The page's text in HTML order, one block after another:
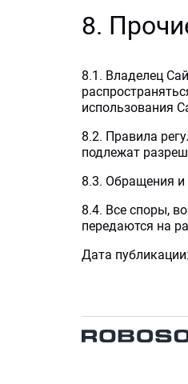
8.
8.1. Владелец
использования
8.2. Правила
подлежат
8.3. Обращения и
8.4. Все споры,
передаются на
Дата